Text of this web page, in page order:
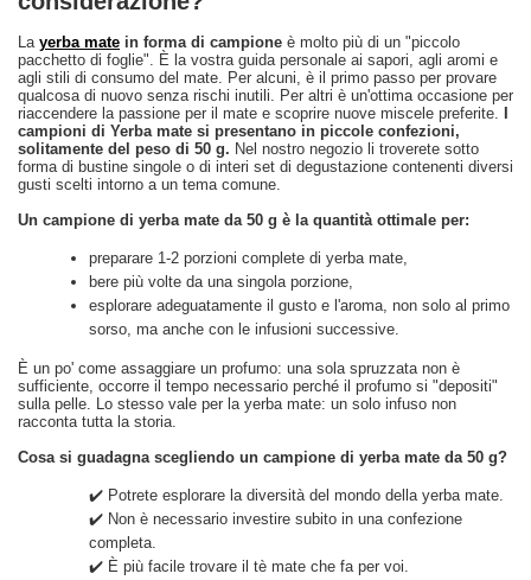
La yerba mate in forma di campione è molto più di un "piccolo
pacchetto di foglie". È la vostra guida personale ai sapori, agli aromi e
agli stili di consumo del mate. Per alcuni, è il primo passo per provare
qualcosa di nuovo senza rischi inutili. Per altri è un'ottima occasione per
riaccendere la passione per il mate e scoprire nuove miscele preferite.
campioni di Yerba mate si presentano in piccole confezioni,
solitamente del peso di 50 g. Nel nostro negozio li troverete sotto
forma di bustine singole o di interi set di degustazione contenenti diversi
gusti scelti intorno a un tema comune.
Un campione di yerba mate da 50 g è la quantità ottimale per:
preparare 1-2 porzioni complete di yerba mate,
bere più volte da una singola porzione,
esplorare adeguatamente il gusto e l'aroma, non solo al primo
sorso, ma anche con le infusioni successive.
È un po' come assaggiare un profumo: una sola spruzzata non è
sufficiente, occorre il tempo necessario perché il profumo si "depositi"
sulla pelle. Lo stesso vale per la yerba mate: un solo infuso non
racconta tutta la storia.
Cosa si guadagna scegliendo un campione di yerba mate da 50 g?
✔️ Potrete esplorare la diversità del mondo della yerba mate.
✔️ Non è necessario investire subito in una confezione
completa.
✔️ È più facile trovare il tè mate che fa per voi.